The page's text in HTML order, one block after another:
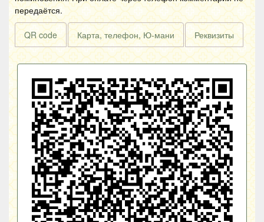
передаётся.
QR code Карта, телефон, Ю-мани Реквизиты